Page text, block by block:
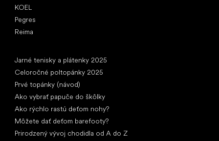
KOEL
Pegres
Reima
Jarné tenisky a plátenky 2025
Celoročné poltopánky 2025
Prvé topánky (návod)
Ako vybrať papuče do škôlky
Ako rýchlo rastú deťom nohy?
Môžete dať deťom barefooty?
Prirodzený vývoj chodidla od A do Z